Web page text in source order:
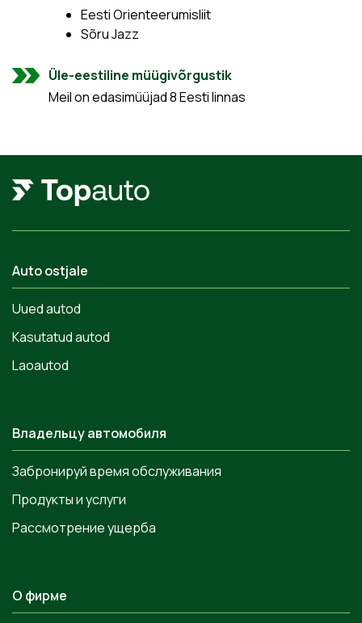
Eesti Orienteerumisliit
Sõru Jazz
Üle-eestiline müügivõrgustik
Meil on edasimüüjad 8 Eesti linnas
Auto ostjale
Uued autod
Kasutatud autod
Laoautod
Владельцу автомобиля
Забронируй время обслуживания
Продукты и услуги
Рассмотрение ущерба
О фирме